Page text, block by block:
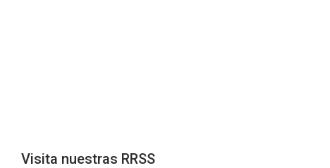
Visita nuestras RRSS